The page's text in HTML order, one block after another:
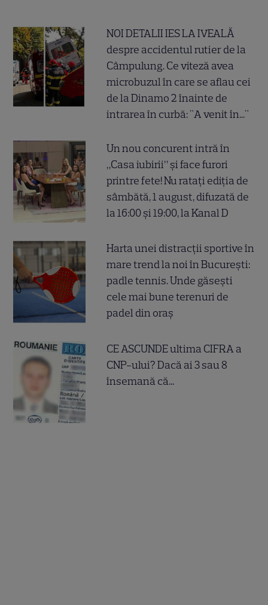
NOI DETALII IES LA IVEALĂ
despre accidentul rutier de la
Câmpulung. Ce viteză avea
microbuzul în care se aflau cei
de la Dinamo 2 înainte de
intrarea în curbă: "A venit în..."
Un nou concurent intră în
„Casa iubirii” și face furori
printre fete! Nu ratați ediția de
sâmbătă, 1 august, difuzată de
la 16:00 și 19:00, la Kanal D
Harta unei distracții sportive în
mare trend la noi în București:
padle tennis. Unde găsești
cele mai bune terenuri de
padel din oraș
CE ASCUNDE ultima CIFRA a
CNP-ului? Dacă ai 3 sau 8
însemană că...